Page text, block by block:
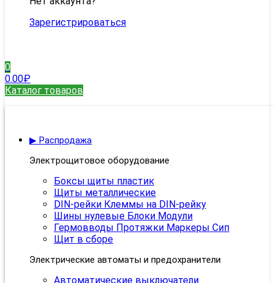
Зарегистрироваться
0
0.00₽
Каталог товаров
▶ Распродажа
Электрощитовое оборудование
Боксы щиты пластик
Щиты металлические
DIN-рейки Клеммы на DIN-рейку
Шины нулевые Блоки Модули
Гермовводы Протяжки Маркеры Сип
Щит в сборе
Электрические автоматы и предохранители
Автоматические выключатели